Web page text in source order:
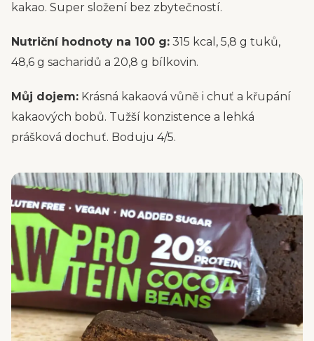
kakao. Super složení bez zbytečností.
Nutriční hodnoty na 100 g: 315 kcal, 5,8 g tuků,
48,6 g sacharidů a 20,8 g bílkovin.
Můj dojem: Krásná kakaová vůně i chuť a křupání
kakaových bobů. Tužší konzistence a lehká
prášková dochuť. Boduju 4/5.